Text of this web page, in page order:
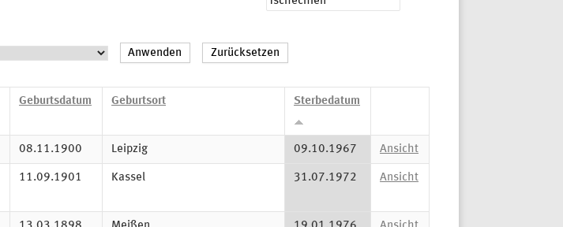
Geburtsdatum Geburtsort Sterbedatum
08.11.1900 Leipzig 09.10.1967 Ansicht
11.09.1901 Kassel 31.07.1972 Ansicht